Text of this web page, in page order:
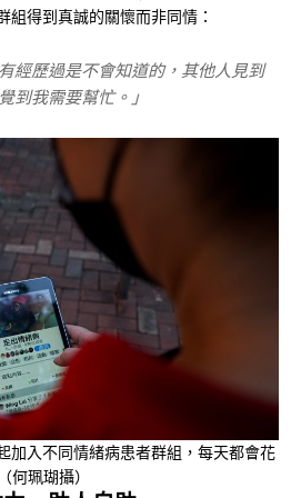
組得到真誠的關懷而非同情：
經歷過是不會知道的，其他人見到
到我需要幫忙。」
加入不同情緒病患者群組，每天都會花
何珮瑚攝）